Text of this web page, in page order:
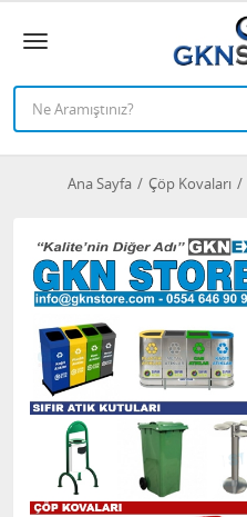
Ana Sayfa Çöp Kovaları